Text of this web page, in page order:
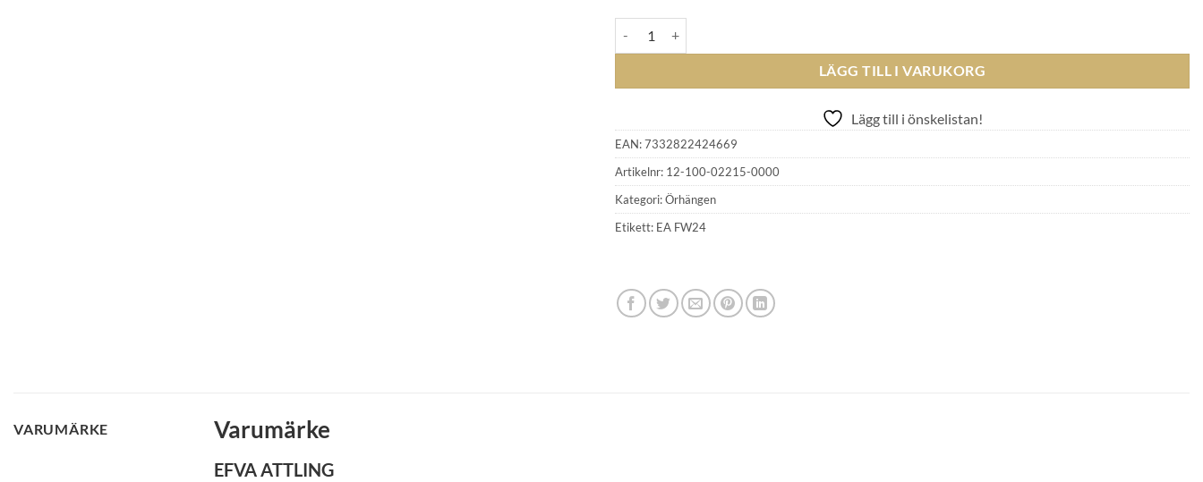
LÄGG TILL I VARUKORG
Lägg till i önskelistan!
EAN:7332822424669
Artikelnr: 12-100-02215-0000
Kategori:Örhängen
Etikett: EA FW24
VARUMÄRKE Varumärke
EFVA ATTLING
GLENSIA KUNDKLUBB